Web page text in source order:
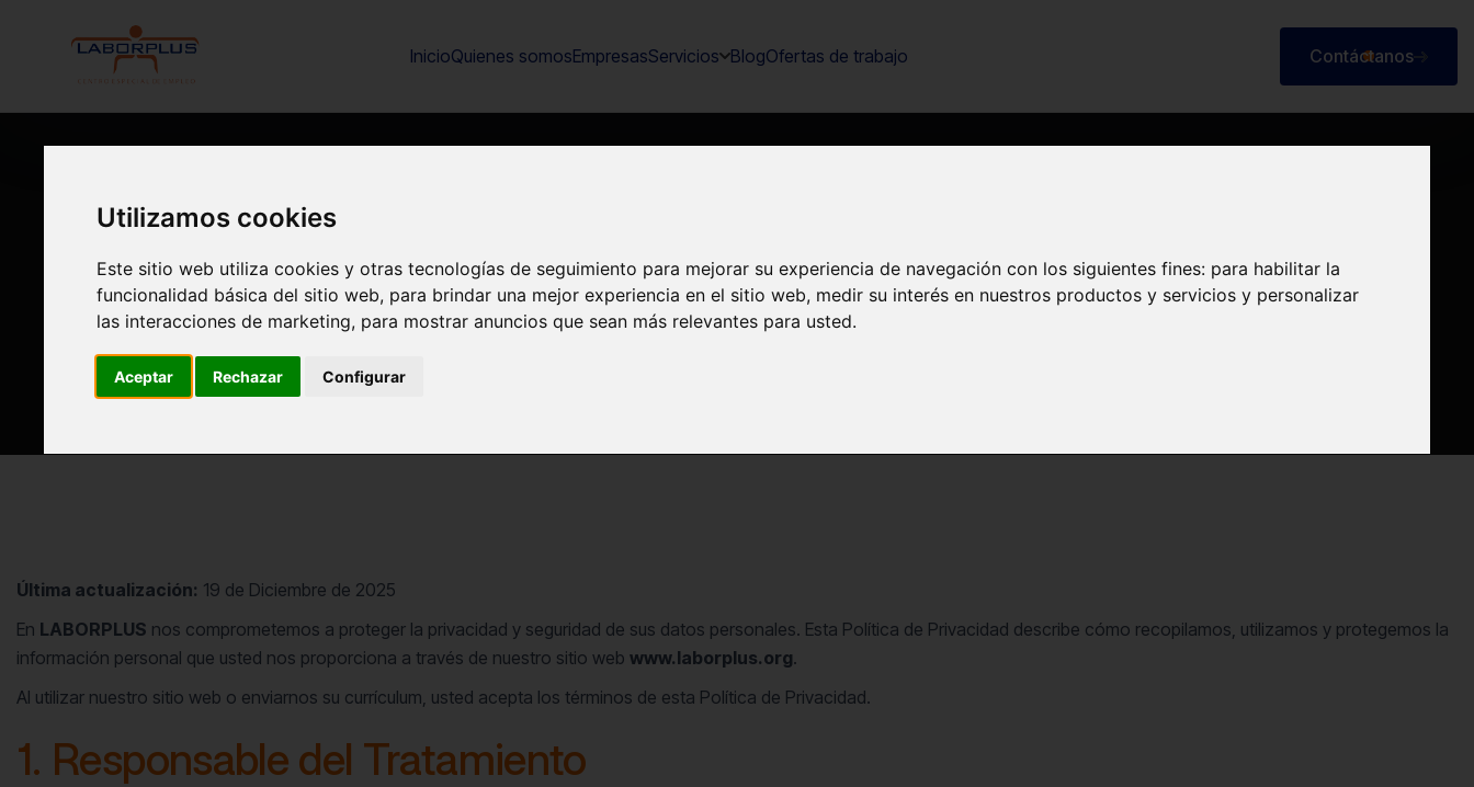
Utilizamos cookies
Este sitio web utiliza cookies y otras tecnologías de seguimiento para mejorar su experiencia de navegación con los siguientes fines: para habilitar la
funcionalidad básica del sitio web, para brindar una mejor experiencia en el sitio web, medir su interés en nuestros productos y servicios y personalizar
las interacciones de marketing, para mostrar anuncios que sean más relevantes para usted.
Aceptar Rechazar Configurar
InicioQuienes somosEmpresasServicios BlogOfertas de trabajo
Contáctanos
Contáctanos
POLÍTICA DE PRIVACIDAD
Última actualización: 19 de Diciembre de 2025
En LABORPLUS nos comprometemos a proteger la privacidad y seguridad de sus datos personales. Esta Política de Privacidad describe cómo recopilamos, utilizamos y protegemos la
información personal que usted nos proporciona a través de nuestro sitio web www.laborplus.org.
Al utilizar nuestro sitio web o enviarnos su currículum, usted acepta los términos de esta Política de Privacidad.
1. Responsable del Tratamiento